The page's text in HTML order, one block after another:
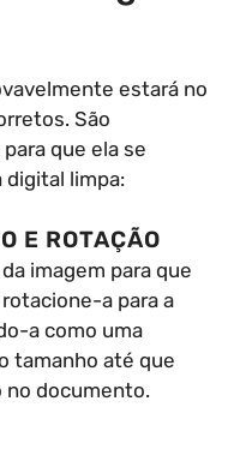
estará no
São
que ela se
digital limpa:
E ROTAÇÃO
imagem para que
a para a
a como uma
tamanho até que
no documento.